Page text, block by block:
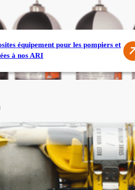
équipement pour les pompiers et
à nos ARI